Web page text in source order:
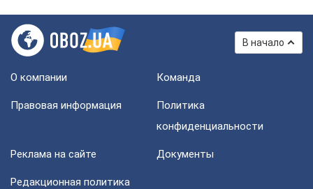
В начало
О компании Команда
Правовая информация
Политика
конфиденциальности
Реклама на сайте Документы
Редакционная политика